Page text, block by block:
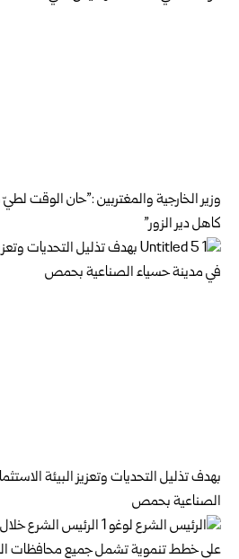
وزير الخارجية والمغتربين :”حان الوقت
كاهل دير الزور”
بهدف تذليل التحديات وتعزيز البيئة
الصناعية بحمص